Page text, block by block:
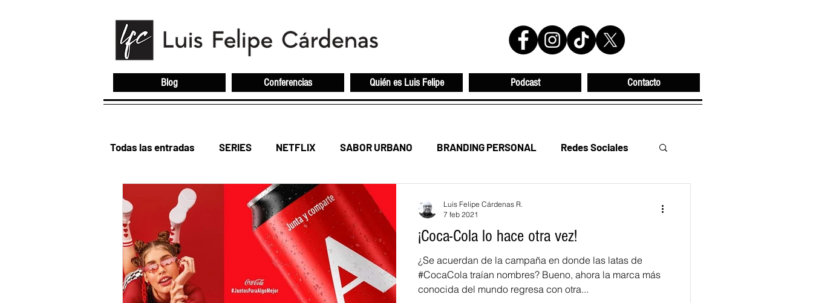
Blog Conferencias Quién es Luis Felipe Podcast Contacto
Todas las entradas SERIES NETFLIX SABOR URBANO BRANDING PERSONAL Redes Sociales
ENTRE REDES FOOD TRUKS TIJUANA MARKETING DIGITAL
RESTAURANTES JOSÉ CARLOS CANO ZÁRATE TEATRO ESPECTÁCULOS LA TÍA LU´PITA
CURIOSIDADES LA TÍA LUPITA CINE GRANDES MOMENTOS DEL CINE COMUNICACIÓN INTEGRAL
¡Coca-Cola lo hace otra vez!
¿Se acuerdan de la campaña en donde las latas de
#CocaCola traían nombres? Bueno, ahora la marca más
conocida del mundo regresa con otra...
Luis Felipe Cárdenas R.
7 feb 2021